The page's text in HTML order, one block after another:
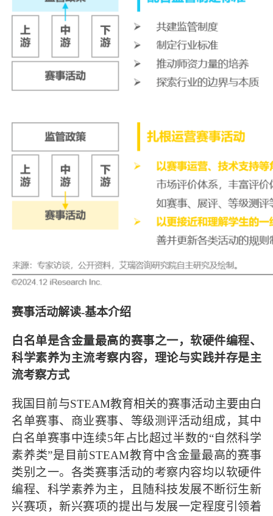
赛事活动解读-基本介绍
白名单是含金量最高的赛事之一，软硬件编程、
科学素养为主流考察内容，理论与实践并存是主
流考察方式
我国目前与STEAM教育相关的赛事活动主要由白
名单赛事、商业赛事、等级测评活动组成，其中
白名单赛事中连续5年占比超过半数的“自然科学
素养类”是目前STEAM教育中含金量最高的赛事
类别之一。各类赛事活动的考察内容均以软硬件
编程、科学素养为主，且随科技发展不断衍生新
兴赛项，新兴赛项的提出与发展一定程度引领着